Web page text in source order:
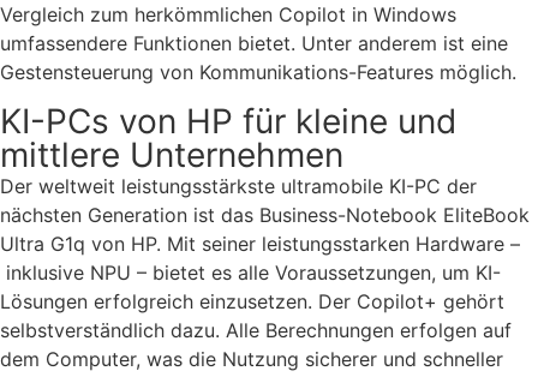
Vergleich zum herkömmlichen Copilot in Windows
umfassendere Funktionen bietet. Unter anderem ist eine
Gestensteuerung von Kommunikations-Features möglich.
KI-PCs von HP für kleine und
mittlere Unternehmen
Der weltweit leistungsstärkste ultramobile KI-PC der
nächsten Generation ist das Business-Notebook EliteBook
Ultra G1q von HP. Mit seiner leistungsstarken Hardware –
inklusive NPU – bietet es alle Voraussetzungen, um KI-
Lösungen erfolgreich einzusetzen. Der Copilot+ gehört
selbstverständlich dazu. Alle Berechnungen erfolgen auf
dem Computer, was die Nutzung sicherer und schneller